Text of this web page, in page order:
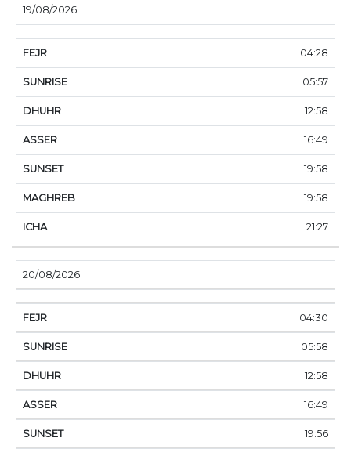
19/08/2026
04:28
05:57
12:58
16:49
19:58
19:58
21:27
20/08/2026
04:30
05:58
12:58
16:49
19:56